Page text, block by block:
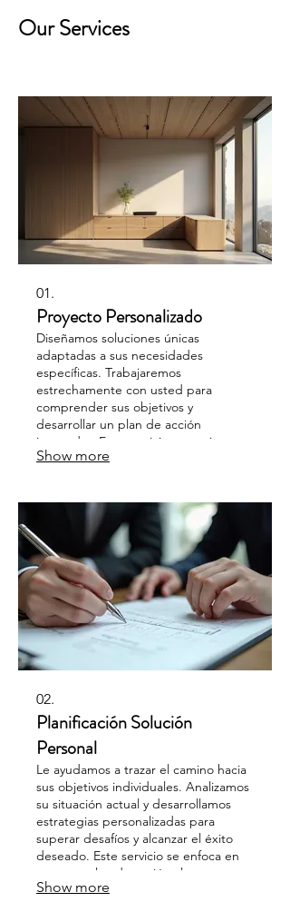
Our Services
01.
Proyecto Personalizado
Diseñamos soluciones únicas
adaptadas a sus necesidades
específicas. Trabajaremos
estrechamente con usted para
comprender sus objetivos y
desarrollar un plan de acción
innovador. Este servicio garantiza que
reciba una estrategia o producto que
Show more
02.
Planificación Solución
Personal
Le ayudamos a trazar el camino hacia
sus objetivos individuales. Analizamos
su situación actual y desarrollamos
estrategias personalizadas para
superar desafíos y alcanzar el éxito
deseado. Este servicio se enfoca en
crear un plan de acción claro y
factible para usted.
Show more